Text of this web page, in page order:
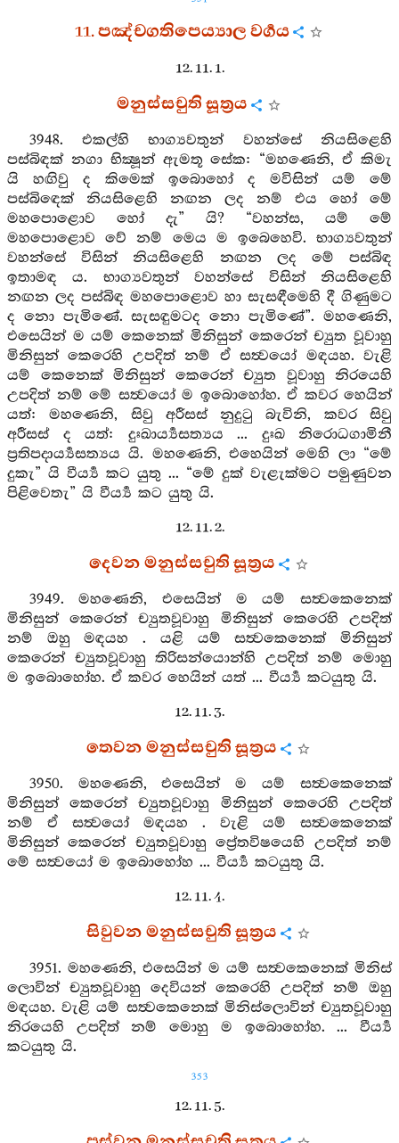
11. පඤ්චගතිපෙය්‍යාල වර්‍ගය
12. 11. 1.
මනුස්සචුති සූත්‍රය
3948. එකල්හි භාග්‍යවතුන් වහන්සේ නියසිළෙහි
පස්බිඳක් නගා භික්‍ෂූන් ඇමතූ සේක: “මහණෙනි, ඒ කිමැ
යි හඟිවු ද කිමෙක් ඉබොහෝ ද මවිසින් යම් මේ
පස්බිඳෙක් නියසිළෙහි නඟන ලද නම් එය හෝ මේ
මහපොළොව හෝ දැ” යි? “වහන්ස, යම් මේ
මහපොළොව වේ නම් මෙය ම ඉබෙහෙවි. භාග්‍යවතුන්
වහන්සේ විසින් නියසිළෙහි නඟන ලද මේ පස්බිඳ
ඉතාමඳ ය. භාග්‍යවතුන් වහන්සේ විසින් නියසිළෙහි
නඟන ලද පස්බිඳ මහපොළොව හා සැසඳීමෙහි දී ගිණුමට
ද නො පැමිණේ. සැසඳුමටද නො පැමිණේ”. මහණෙනි,
එසෙයින් ම යම් කෙනෙක් මිනිසුන් කෙරෙන් ච්‍යුත වූවාහු
මිනිසුන් කෙරෙහි උපදිත් නම් ඒ සත්‍වයෝ මඳයහ. වැළි
යම් කෙනෙක් මිනිසුන් කෙරෙන් ච්‍යුත වූවාහු නිරයෙහි
උපදිත් නම් මේ සත්‍වයෝ ම ඉබොහෝහ. ඒ කවර හෙයින්
යත්: මහණෙනි, සිවු අරීසස් නුදුටු බැවිනි, කවර සිවු
අරීසස් ද යත්: දුඃඛාර්‍ය්‍යසත්‍යය ... දුඃඛ නිරොධගාමිනී
ප්‍රතිපදාර්‍ය්‍යසත්‍යය යි. මහණෙනි, එහෙයින් මෙහි ලා “මේ
දුකැ” යි වීර්‍ය්‍ය කට යුතු ... “මේ දුක් වැළැක්මට පමුණුවන
පිළිවෙතැ” යි වීර්‍ය්‍ය කට යුතු යි.
12. 11. 2.
දෙවන මනුස්සචුති සූත්‍රය
3949. මහණෙනි, එසෙයින් ම යම් සත්‍වකෙනෙක්
මිනිසුන් කෙරෙන් ච්‍යුතවූවාහු මිනිසුන් කෙරෙහි උපදිත්
නම් ඔහු මඳයහ . යළි යම් සත්‍වකෙනෙක් මිනිසුන්
කෙරෙන් ච්‍යුතවූවාහු තිරිසන්යොන්හි උපදිත් නම් මොහු
ම ඉබොහෝහ. ඒ කවර හෙයින් යත් ... වීර්‍ය්‍ය කටයුතු යි.
12. 11. 3.
තෙවන මනුස්සචුති සූත්‍රය
3950. මහණෙනි, එසෙයින් ම යම් සත්‍වකෙනෙක්
මිනිසුන් කෙරෙන් ච්‍යුතවූවාහු මිනිසුන් කෙරෙහි උපදිත්
නම් ඒ සත්‍වයෝ මඳයහ . වැළි යම් සත්‍වකෙනෙක්
මිනිසුන් කෙරෙන් ච්‍යුතවූවාහු ප්‍රේතවිෂයෙහි උපදිත් නම්
මේ සත්‍වයෝ ම ඉබොහෝහ ... වීර්‍ය්‍ය කටයුතු යි.
12. 11. 4.
සිවුවන මනුස්සචුති සූත්‍රය
3951. මහණෙනි, එසෙයින් ම යම් සත්‍වකෙනෙක් මිනිස්
ලොවින් ච්‍යුතවූවාහු දෙවියන් කෙරෙහි උපදිත් නම් ඔහු
මඳයහ. වැළි යම් සත්‍වකෙනෙක් මිනිස්ලොවින් ච්‍යුතවූවාහු
නිරයෙහි උපදිත් නම් මොහු ම ඉබොහෝහ. ... වීර්‍ය්‍ය
කටයුතු යි.
353
12. 11. 5.